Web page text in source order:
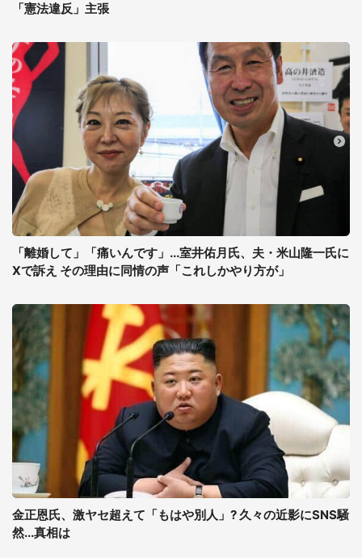
「憲法違反」主張
「離婚して」「痛いんです」...室井佑月氏、夫・米山隆一氏に
Xで訴え その理由に同情の声「これしかやり方が」
金正恩氏、激ヤセ超えて「もはや別人」? 久々の近影にSNS騒
然...真相は